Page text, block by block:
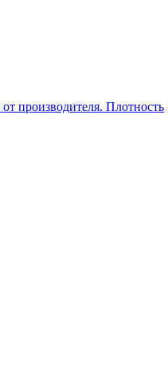
производителя. Плотность